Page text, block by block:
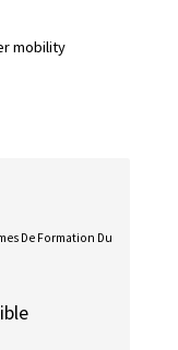
mobility
De Formation Du